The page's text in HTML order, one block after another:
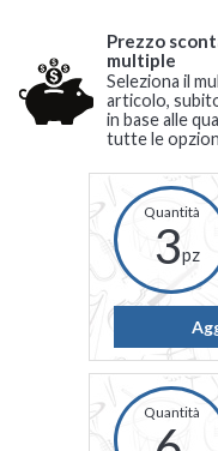
Prezzo
multiple
Seleziona il
articolo,
in base alle
tutte le
3pz